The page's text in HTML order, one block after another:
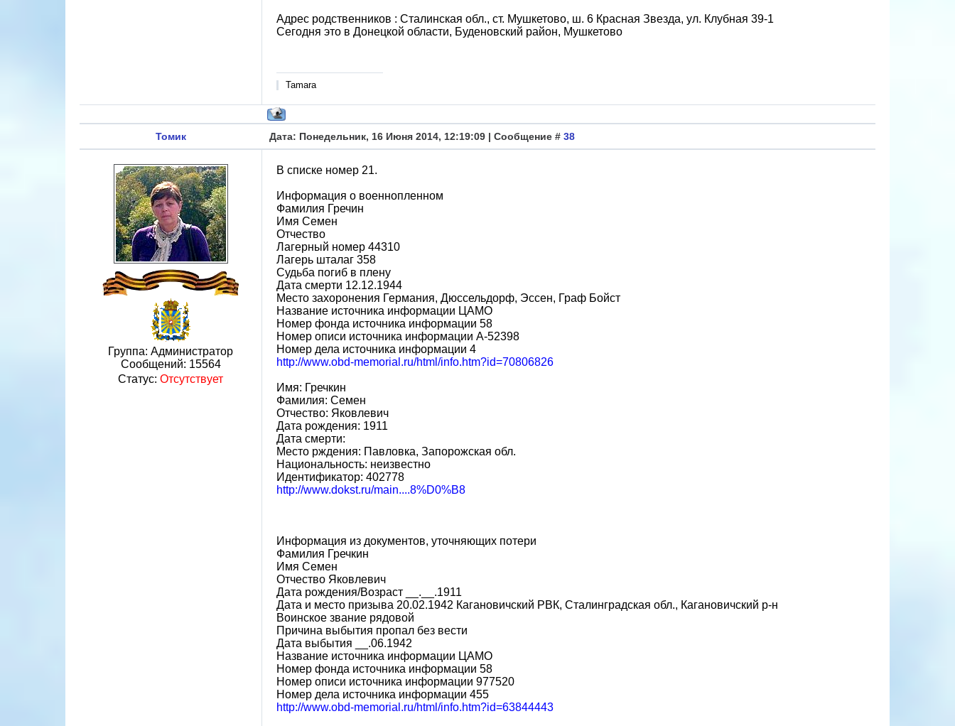
Адрес родственников : Сталинская обл., ст. Мушкетово, ш. 6 Красная Звезда, ул. Клубная 39-1
Сегодня это в Донецкой области, Буденовский район, Мушкетово
Tamara
Томик Дата: Понедельник, 16 Июня 2014, 12:19:09 | Сообщение # 38
Группа: Администратор
Сообщений: 15564
Статус: Отсутствует
В списке номер 21.
Информация о военнопленном
Фамилия Гречин
Имя Семен
Отчество
Лагерный номер 44310
Лагерь шталаг 358
Судьба погиб в плену
Дата смерти 12.12.1944
Место захоронения Германия, Дюссельдорф, Эссен, Граф Бойст
Название источника информации ЦАМО
Номер фонда источника информации 58
Номер описи источника информации A-52398
Номер дела источника информации 4
http://www.obd-memorial.ru/html/info.htm?id=70806826
Имя: Гречкин
Фамилия: Семен
Отчество: Яковлевич
Дата рождения: 1911
Дата смерти:
Место рждения: Павловка, Запорожская обл.
Национальность: неизвестно
Идентификатор: 402778
http://www.dokst.ru/main....8%D0%B8
Информация из документов, уточняющих потери
Фамилия Гречкин
Имя Семен
Отчество Яковлевич
Дата рождения/Возраст __.__.1911
Дата и место призыва 20.02.1942 Кагановичский РВК, Сталинградская обл., Кагановичский р-н
Воинское звание рядовой
Причина выбытия пропал без вести
Дата выбытия __.06.1942
Название источника информации ЦАМО
Номер фонда источника информации 58
Номер описи источника информации 977520
Номер дела источника информации 455
http://www.obd-memorial.ru/html/info.htm?id=63844443